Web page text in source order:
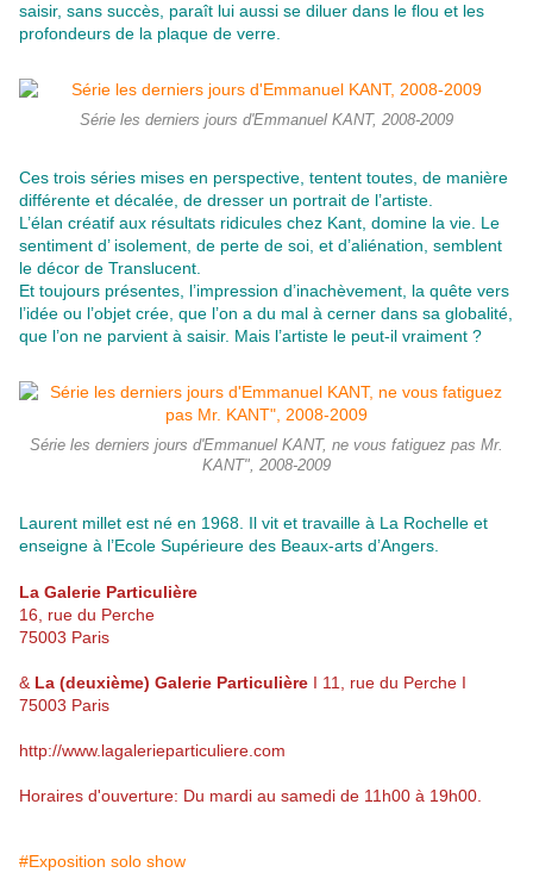
saisir, sans succès, paraît lui aussi se diluer dans le flou et les
profondeurs de la plaque de verre.
Série les derniers jours d'Emmanuel KANT, 2008-2009
Ces trois séries mises en perspective, tentent toutes, de manière
différente et décalée, de dresser un portrait de l’artiste.
L’élan créatif aux résultats ridicules chez Kant, domine la vie. Le
sentiment d’ isolement, de perte de soi, et d’aliénation, semblent
le décor de Translucent.
Et toujours présentes, l’impression d’inachèvement, la quête vers
l’idée ou l’objet crée, que l’on a du mal à cerner dans sa globalité,
que l’on ne parvient à saisir. Mais l’artiste le peut-il vraiment ?
Série les derniers jours d'Emmanuel KANT, ne vous fatiguez pas Mr.
KANT", 2008-2009
Laurent millet est né en 1968. Il vit et travaille à La Rochelle et
enseigne à l’Ecole Supérieure des Beaux-arts d’Angers.
La Galerie Particulière
16, rue du Perche
75003 Paris
& La (deuxième) Galerie Particulière I 11, rue du Perche I
75003 Paris
http://www.lagalerieparticuliere.com
Horaires d'ouverture: Du mardi au samedi de 11h00 à 19h00.
#Exposition solo show